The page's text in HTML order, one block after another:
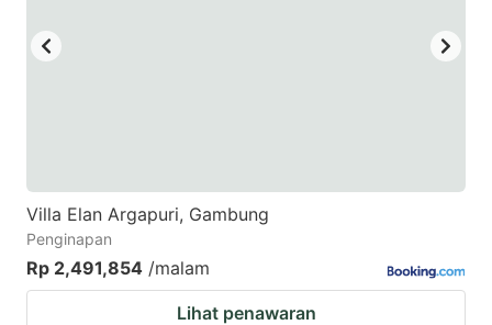
Villa Elan Argapuri, Gambung
Penginapan
Rp 2,491,854 /malam
Lihat penawaran